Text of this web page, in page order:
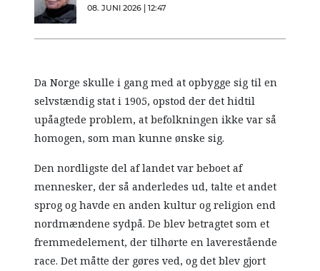
08. JUNI 2026 | 12:47
Da Norge skulle i gang med at opbygge sig til en
selvstændig stat i 1905, opstod der det hidtil
upåagtede problem, at befolkningen ikke var så
homogen, som man kunne ønske sig.
Den nordligste del af landet var beboet af
mennesker, der så anderledes ud, talte et andet
sprog og havde en anden kultur og religion end
nordmændene sydpå. De blev betragtet som et
fremmedelement, der tilhørte en laverestående
race. Det måtte der gøres ved, og det blev gjort